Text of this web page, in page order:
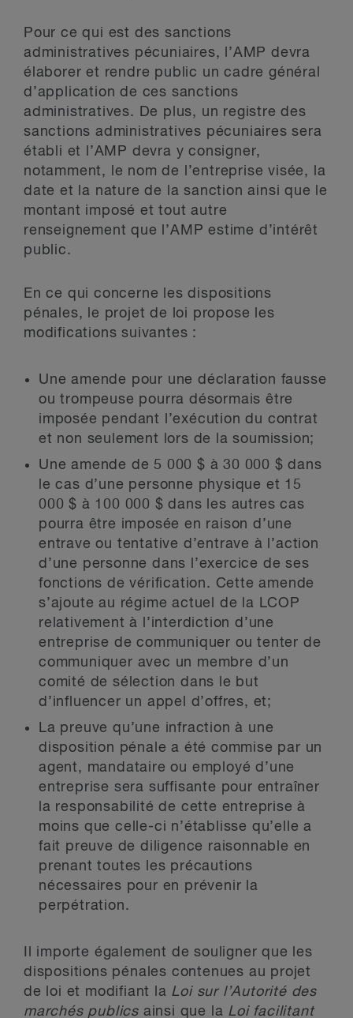
Pour ce qui est des sanctions
administratives pécuniaires, l’AMP devra
élaborer et rendre public un cadre général
d’application de ces sanctions
administratives. De plus, un registre des
sanctions administratives pécuniaires sera
établi et l’AMP devra y consigner,
notamment, le nom de l’entreprise visée, la
date et la nature de la sanction ainsi que le
montant imposé et tout autre
renseignement que l’AMP estime d’intérêt
public.
En ce qui concerne les dispositions
pénales, le projet de loi propose les
modifications suivantes :
Une amende pour une déclaration fausse
ou trompeuse pourra désormais être
imposée pendant l’exécution du contrat
et non seulement lors de la soumission;
Une amende de 5 000 $ à 30 000 $ dans
le cas d’une personne physique et 15
000 $ à 100 000 $ dans les autres cas
pourra être imposée en raison d’une
entrave ou tentative d’entrave à l’action
d’une personne dans l’exercice de ses
fonctions de vérification. Cette amende
s’ajoute au régime actuel de la LCOP
relativement à l’interdiction d’une
entreprise de communiquer ou tenter de
communiquer avec un membre d’un
comité de sélection dans le but
d’influencer un appel d’offres, et;
La preuve qu’une infraction à une
disposition pénale a été commise par un
agent, mandataire ou employé d’une
entreprise sera suffisante pour entraîner
la responsabilité de cette entreprise à
moins que celle-ci n’établisse qu’elle a
fait preuve de diligence raisonnable en
prenant toutes les précautions
nécessaires pour en prévenir la
perpétration.
Il importe également de souligner que les
dispositions pénales contenues au projet
de loi et modifiant la Loi sur l’Autorité des
marchés publics ainsi que la Loi facilitant